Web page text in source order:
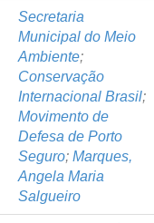
Secretaria
Municipal do Meio
Ambiente;
Conservação
Internacional Brasil;
Movimento de
Defesa de Porto
Seguro; Marques,
Angela Maria
Salgueiro